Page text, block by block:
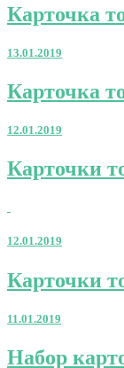
Карточка
товара
Карточка
13.01.2019
Карточка
товаров
Карточка
12.01.2019
Карточки
товаров
Карточки
12.01.2019
Карточки
товаров
Карточки
11.01.2019
Набор
Набор